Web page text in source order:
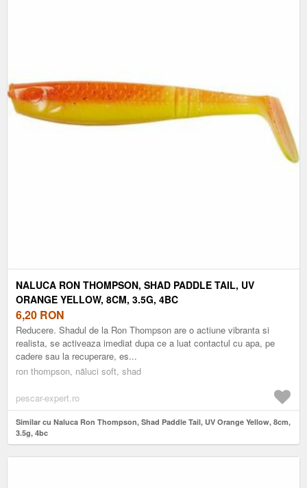
NALUCA RON THOMPSON, SHAD PADDLE TAIL, UV
ORANGE YELLOW, 8CM, 3.5G, 4BC
6,20 RON
Reducere. Shadul de la Ron Thompson are o actiune vibranta si
realista, se activeaza imediat dupa ce a luat contactul cu apa, pe
cadere sau la recuperare, es...
ron thompson, năluci soft, shad
pescar-expert.ro
Similar cu Naluca Ron Thompson, Shad Paddle Tail, UV Orange Yellow, 8cm,
3.5g, 4bc